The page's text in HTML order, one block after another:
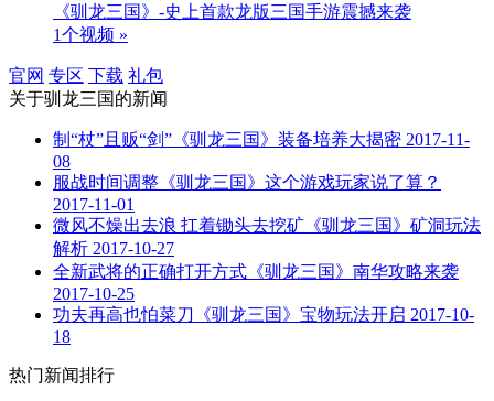
《驯龙三国》-史上首款龙版三国手游震撼来袭
1个视频 »
官网 专区 下载 礼包
关于驯龙三国的新闻
制“杖”且贩“剑”《驯龙三国》装备培养大揭密 2017-11-
08
服战时间调整《驯龙三国》这个游戏玩家说了算？
2017-11-01
微风不燥出去浪 扛着锄头去挖矿《驯龙三国》矿洞玩法
解析 2017-10-27
全新武将的正确打开方式《驯龙三国》南华攻略来袭
2017-10-25
功夫再高也怕菜刀《驯龙三国》宝物玩法开启 2017-10-
18
热门新闻排行